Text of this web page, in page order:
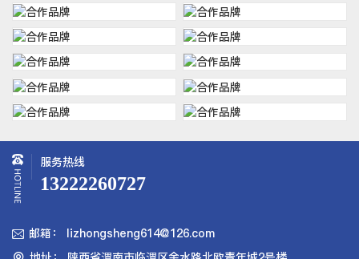
服务热线
13222260727
 邮箱： lizhongsheng614@126.com